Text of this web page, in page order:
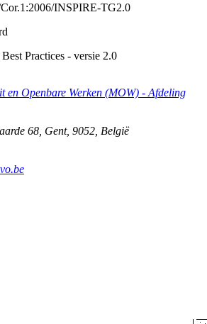
INSPIRE-TG2.0
Practices - versie 2.0
en Openbare Werken (MOW) - Afdeling
68 Gent, 9052 België